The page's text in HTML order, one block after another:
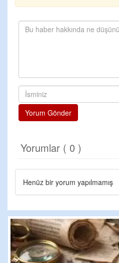
Yorum Gönder
Yorumlar ( 0 )
Henüz bir yorum yapılmamış